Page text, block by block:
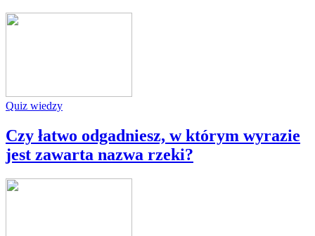
Quiz wiedzy
Czy łatwo odgadniesz, w którym wyrazie
jest zawarta nazwa rzeki?